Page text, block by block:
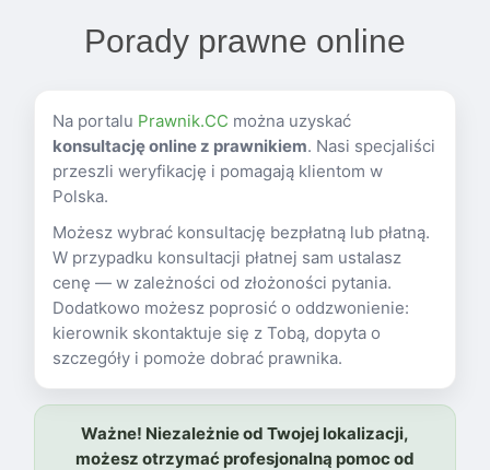
Porady prawne online
Na portalu Prawnik.CC można uzyskać
konsultację online z prawnikiem. Nasi specjaliści
przeszli weryfikację i pomagają klientom w
Polska.
Możesz wybrać konsultację bezpłatną lub płatną.
W przypadku konsultacji płatnej sam ustalasz
cenę — w zależności od złożoności pytania.
Dodatkowo możesz poprosić o oddzwonienie:
kierownik skontaktuje się z Tobą, dopyta o
szczegóły i pomoże dobrać prawnika.
Ważne! Niezależnie od Twojej lokalizacji,
możesz otrzymać profesjonalną pomoc od